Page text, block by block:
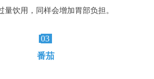
饮用，同样会增加胃部负担。
03
番茄